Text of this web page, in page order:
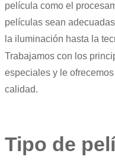
película como el
películas sean
la iluminación hasta la
Trabajamos con los
especiales y le
calidad.
Tipo de